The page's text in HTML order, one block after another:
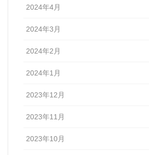
2024年4月
2024年3月
2024年2月
2024年1月
2023年12月
2023年11月
2023年10月